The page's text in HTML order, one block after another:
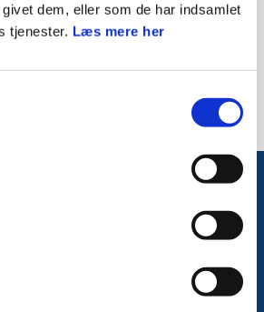
dem, eller som de har indsamlet
tjenester. Læs mere her